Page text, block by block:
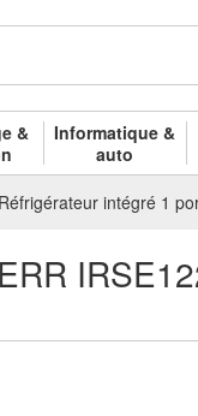
&
Informatique &
auto
Réfrigérateur intégré 1